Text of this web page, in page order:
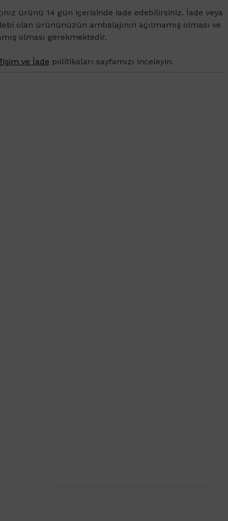
ürünü 14 gün içerisinde iade edebilirsiniz. İade veya
olan ürününüzün ambalajının açılmamış olması ve
olması gerekmektedir.
ve İade politikaları sayfamızı inceleyin.